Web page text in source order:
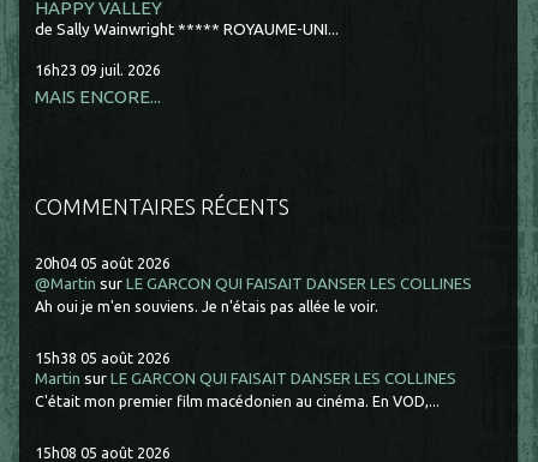
HAPPY VALLEY
de Sally Wainwright ***** ROYAUME-UNI...
16h23 09 juil. 2026
MAIS ENCORE...
COMMENTAIRES RÉCENTS
20h04 05 août 2026
@Martin surLE GARCON QUI FAISAIT DANSER LES COLLINES
Ah oui je m'en souviens. Je n'étais pas allée le voir.
15h38 05 août 2026
Martin surLE GARCON QUI FAISAIT DANSER LES COLLINES
C'était mon premier film macédonien au cinéma. En VOD,...
15h08 05 août 2026